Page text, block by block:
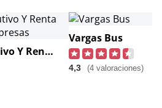
Trt Transporte Ejecutivo Y Renta De Vehículos Para Empresas
Vargas Bus
4,3 (4 valoraciones)